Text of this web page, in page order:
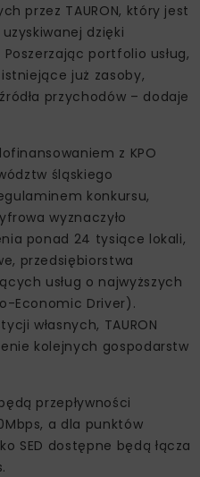
przez TAURON, który jest
dzięki
portfolio usług,
już zasoby,
przychodów – dodaje
z KPO
śląskiego
konkursu,
wyznaczyło
ponad 24 tysiące lokali,
przedsiębiorstwa
usług o najwyższych
Economic Driver).
własnych, TAURON
kolejnych gospodarstw
przepływności
a dla punktów
SED dostępne będą łącza